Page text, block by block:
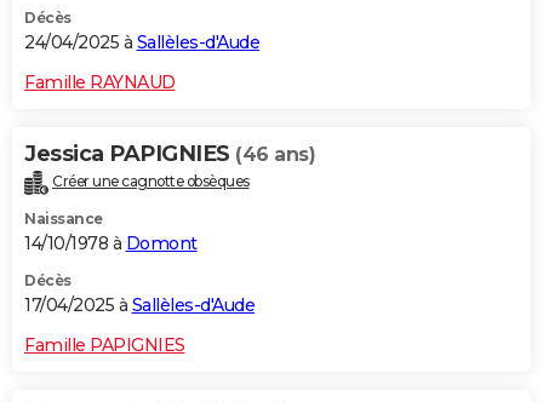
Décès
24/04/2025 à Sallèles-d'Aude
Famille RAYNAUD
Jessica PAPIGNIES (46 ans)
Créer une cagnotte obsèques
Naissance
14/10/1978 à Domont
Décès
17/04/2025 à Sallèles-d'Aude
Famille PAPIGNIES